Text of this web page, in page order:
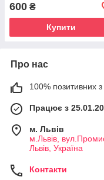
600 ₴
Купити
Про нас
100% позитивних з
Працює з
м. Львів
м.Львів,
Львів, Україна
Контакти